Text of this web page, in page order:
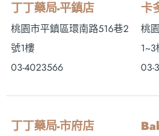
丁丁藥局-平鎮店
桃園市平鎮區環南路516巷2
號1樓
03-4023566
卡
桃
03-
丁丁藥局-市府店